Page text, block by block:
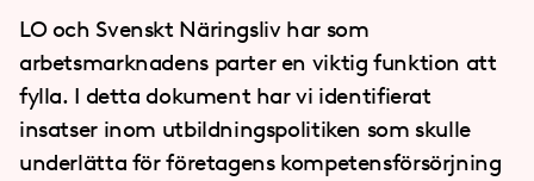
LO och Svenskt Näringsliv har som
arbetsmarknadens parter en viktig funktion att
fylla. I detta dokument har vi identifierat
insatser inom utbildningspolitiken som skulle
underlätta för företagens kompetensförsörjning